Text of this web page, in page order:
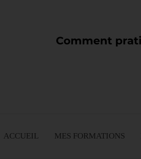
ACCUEIL MES FORMATIONS